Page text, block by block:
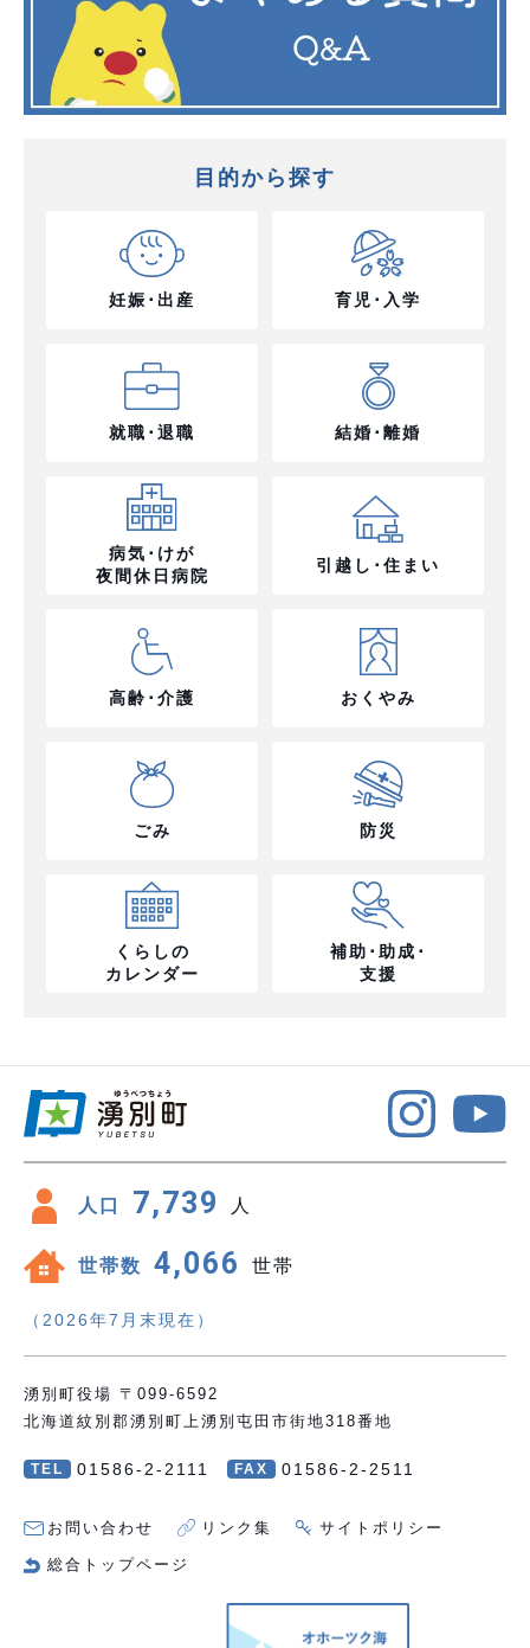
目的から探す
妊娠･出産 育児･入学
就職･退職 結婚･離婚
病気･けが
夜間休日病院
引越し･住まい
高齢･介護 おくやみ
ごみ 防災
くらしの
カレンダー
補助･助成･
支援
人口 7,739 人
世帯数 4,066 世帯
（2026年7月末現在）
湧別町役場 〒099-6592
北海道紋別郡湧別町上湧別屯田市街地318番地
TEL 01586-2-2111 FAX 01586-2-2511
お問い合わせ リンク集 サイトポリシー
総合トップページ